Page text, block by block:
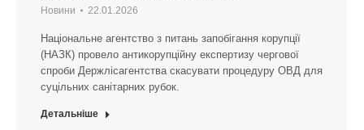
Новини 22.01.2026
Національне агентство з питань запобігання корупції
(НАЗК) провело антикорупційну експертизу чергової
спроби Держлісагентства скасувати процедуру ОВД для
суцільних санітарних рубок.
Детальніше